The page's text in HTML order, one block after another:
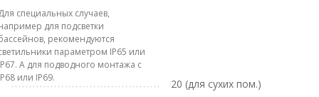
специальных случаев,
для подсветки
рекомендуются
параметром IP65 или
А для подводного монтажа с
или IP69.
20 (для сухих пом.)